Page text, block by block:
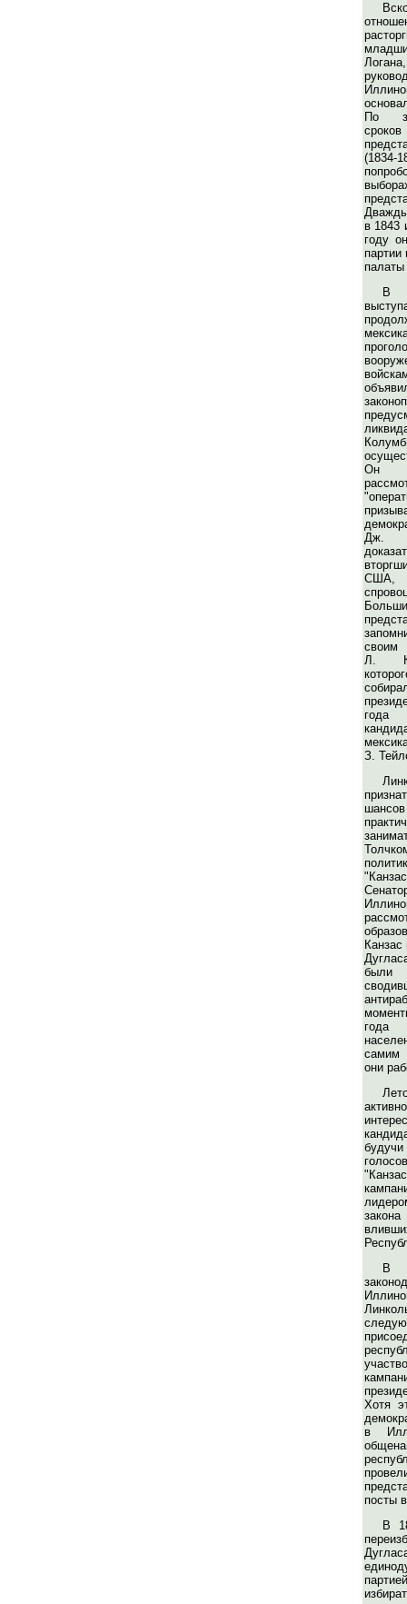
По
в 1843
году
В
Он
Дж.
своим
Л.
года
З.
были
самим
они
В
Хотя
в
посты
В